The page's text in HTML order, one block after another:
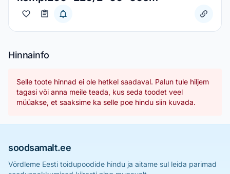
Hinnainfo
Selle toote hinnad ei ole hetkel saadaval. Palun tule hiljem
tagasi või anna meile teada, kus seda toodet veel
müüakse, et saaksime ka selle poe hindu siin kuvada.
soodsamalt.ee
Võrdleme Eesti toidupoodide hindu ja aitame sul leida parimad